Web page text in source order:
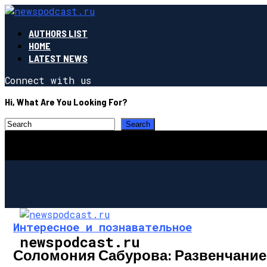
AUTHORS LIST
HOME
LATEST NEWS
Connect with us
Hi, What Are You Looking For?
newspodcast.ru
Интересное и познавательное
Соломония Сабурова: